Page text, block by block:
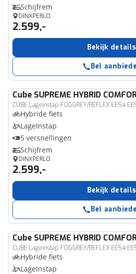
Schijfrem
DINXPERLO
2.599,-
Bekijk details
Bel
Cube SUPREME HYBRID
CUBE Lageinstap FOGGREY/REFLEX EE54
Hybride fiets
LageInstap
5 versnellingen
Schijfrem
DINXPERLO
2.599,-
Bekijk details
Bel
Cube SUPREME HYBRID
CUBE Lageinstap FOGGREY/REFLEX EE54
Hybride fiets
LageInstap